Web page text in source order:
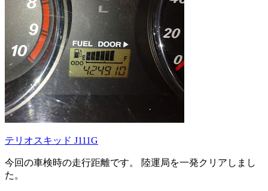
テリオスキッド J111G
今回の車検時の走行距離です。 陸運局を一発クリアしまし
た。